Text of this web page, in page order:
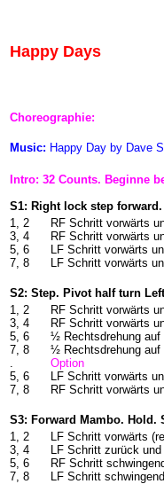
Happy Days
Choreographie:
Music: Happy Day by Dave
Intro: 32 Counts. Beginne
S1: Right lock step
1, 2
3, 4
5, 6
7, 8
RF Schritt vorwärts
RF Schritt vorwärts
LF Schritt vorwärts
LF Schritt vorwärts
S2: Step. Pivot half turn
1, 2
3, 4
5, 6
7, 8
.
5, 6
7, 8
RF Schritt vorwärts
RF Schritt vorwärts
½ Rechtsdrehung
½ Rechtsdrehung auf
Option
LF Schritt vorwärts
RF Schritt vorwärts
S3: Forward Mambo. Hold.
1, 2
3, 4
5, 6
7, 8
LF Schritt vorwärts
LF Schritt zurück und
RF Schritt
LF Schritt